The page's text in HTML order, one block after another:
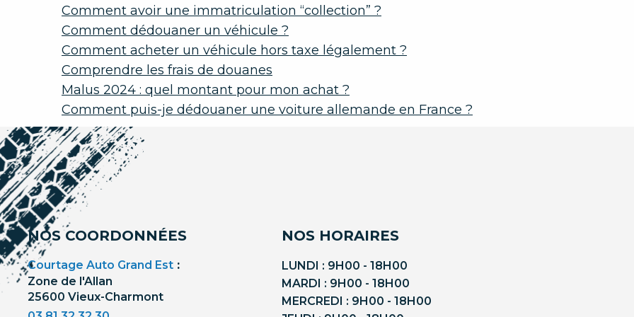
Comment avoir une immatriculation “collection” ?
Comment dédouaner un véhicule ?
Comment acheter un véhicule hors taxe légalement ?
Comprendre les frais de douanes
Malus 2024 : quel montant pour mon achat ?
Comment puis-je dédouaner une voiture allemande en France ?
NOS COORDONNÉES
Courtage Auto Grand Est :
Zone de l'Allan
25600 Vieux-Charmont
NOS HORAIRES
LUNDI : 9H00 - 18H00
MARDI : 9H00 - 18H00
MERCREDI : 9H00 - 18H00